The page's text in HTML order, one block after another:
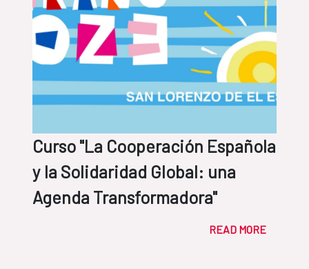
Curso "La Cooperación Española
y la Solidaridad Global: una
Agenda Transformadora"
READ MORE